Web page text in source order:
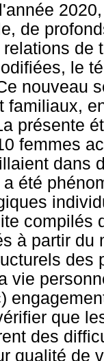
de
de
le
nouveau
familiaux,
présente
femmes
dans
été
compilés
à partir du
des
vie
que
des
qualité de